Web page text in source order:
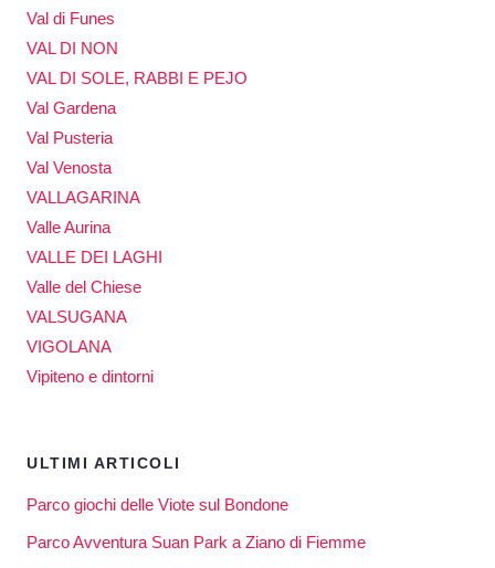
Val di Funes
VAL DI NON
VAL DI SOLE, RABBI E PEJO
Val Gardena
Val Pusteria
Val Venosta
VALLAGARINA
Valle Aurina
VALLE DEI LAGHI
Valle del Chiese
VALSUGANA
VIGOLANA
Vipiteno e dintorni
ULTIMI ARTICOLI
Parco giochi delle Viote sul Bondone
Parco Avventura Suan Park a Ziano di Fiemme